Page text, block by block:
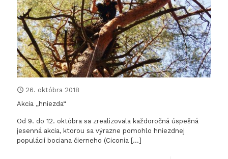
26. októbra 2018
Akcia „hniezda“
Od 9. do 12. októbra sa zrealizovala každoročná úspešná
jesenná akcia, ktorou sa výrazne pomohlo hniezdnej
populácií bociana čierneho (Ciconia […]